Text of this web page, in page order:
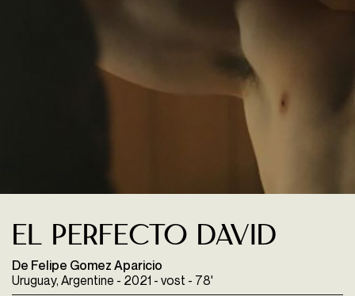
El perfecto David
De Felipe Gomez Aparicio
Uruguay, Argentine - 2021 - vost - 78'